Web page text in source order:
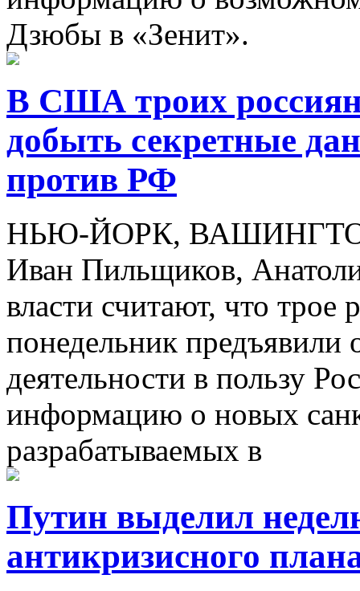
Дзюбы в «Зенит».
В США троих
добыть секретные
против РФ
НЬЮ-ЙОРК,
Иван Пильщиков,
власти считают, что трое
понедельник предъявили
деятельности в пользу
информацию о новых
разрабатываемых в
Путин выделил
антикризисного